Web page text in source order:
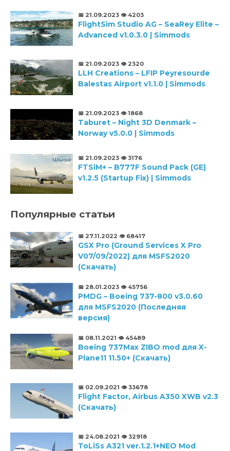
📅 21.09.2023 👁️ 4203
FlightSim Studio AG – SeaRey Elite –
Advanced v1.0.3.0 | Simmods
📅 21.09.2023 👁️ 2320
LLH Creations – LFIP Peyresourde
Balestas Airport v1.1.0 | Simmods
📅 21.09.2023 👁️ 1868
Taburet – Night 3D Denmark –
Norway v5.0.0 | Simmods
📅 21.09.2023 👁️ 3176
FTSiM+ – B777F Sound Pack (GE)
v1.2.5 (Startup Fix) | Simmods
Популярные статьи
📅 27.11.2022 👁️ 68417
GSX Pro (Ground Services X Pro
V07/09/2022) для MSFS2020
(Скачать)
📅 28.01.2023 👁️ 45756
PMDG – Boeing 737-800 v3.0.60
для MSFS2020 (Последняя
версия)
📅 08.11.2021 👁️ 45489
Boeing 737Max ZIBO mod для X-
Plane11 11.50+ (Скачать)
📅 02.09.2021 👁️ 33678
Flight Factor, Airbus A350 XWB v2.3
(Скачать)
📅 24.08.2021 👁️ 32918
ToLiSs A321 ver.1.2.1+NEO Mod